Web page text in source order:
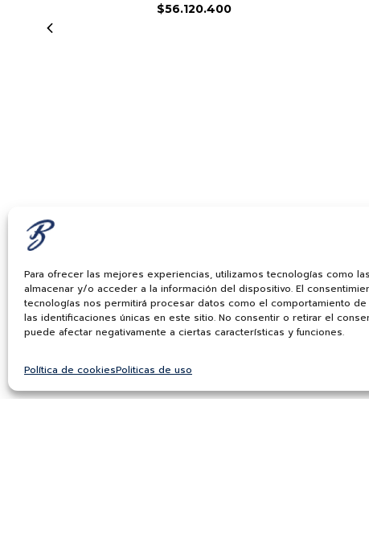
Para ofrecer las mejores experiencias, utilizamos tecnologías como
almacenar y/o acceder a la información del dispositivo. El
tecnologías nos permitirá procesar datos como el comportamiento de
las identificaciones únicas en este sitio. No consentir o retirar el
puede afectar negativamente a ciertas características y funciones.
Política de cookiesPoliticas de uso
$56.120.400